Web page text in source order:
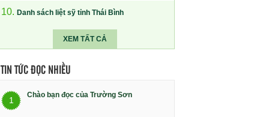
10. Danh sách liệt sỹ tỉnh Thái Bình
XEM TẤT CẢ
TIN TỨC ĐỌC NHIỀU
1
Chào bạn đọc của Trường Sơn